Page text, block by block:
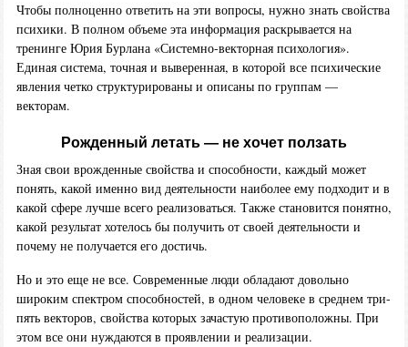
Чтобы полноценно ответить на эти вопросы, нужно знать свойства
психики. В полном объеме эта информация раскрывается на
тренинге Юрия Бурлана «Системно-векторная психология».
Единая система, точная и выверенная, в которой все психические
явления четко структурированы и описаны по группам —
векторам.
Рожденный летать — не хочет ползать
Зная свои врожденные свойства и способности, каждый может
понять, какой именно вид деятельности наиболее ему подходит и в
какой сфере лучше всего реализоваться. Также становится понятно,
какой результат хотелось бы получить от своей деятельности и
почему не получается его достичь.
Но и это еще не все. Современные люди обладают довольно
широким спектром способностей, в одном человеке в среднем три-
пять векторов, свойства которых зачастую противоположны. При
этом все они нуждаются в проявлении и реализации.